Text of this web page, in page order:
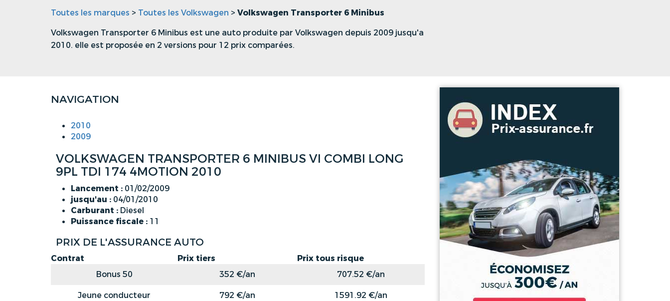
Toutes les marques > Toutes les Volkswagen > Volkswagen Transporter 6 Minibus
Volkswagen Transporter 6 Minibus est une auto produite par Volkswagen depuis 2009 jusqu'a
2010. elle est proposée en 2 versions pour 12 prix comparées.
NAVIGATION
2010
2009
VOLKSWAGEN TRANSPORTER 6 MINIBUS VI COMBI LONG
9PL TDI 174 4MOTION 2010
Lancement : 01/02/2009
jusqu'au : 04/01/2010
Carburant : Diesel
Puissance fiscale : 11
PRIX DE L'ASSURANCE AUTO
Contrat Prix tiers
Prix tous risque
Bonus 50
352 €/an
707.52 €/an
Jeune conducteur
792 €/an
1591.92 €/an